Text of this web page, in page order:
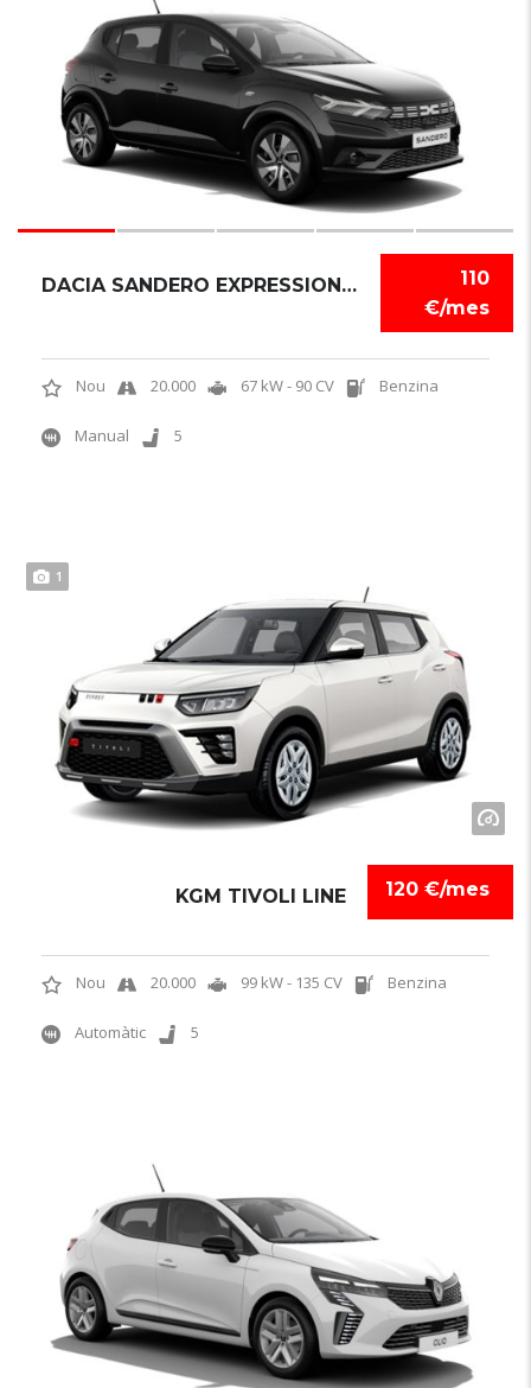
110
€/mes
DACIA SANDERO EXPRESSION TCE
Nou 20.000 67 kW - 90 CV Benzina
Manual 5
1
120 €/mes
KGM TIVOLI LINE
Nou 20.000 99 kW - 135 CV Benzina
Automàtic 5